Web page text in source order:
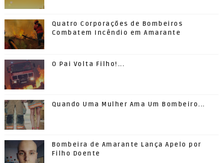
Quatro Corporações de Bombeiros
Combatem Incêndio em Amarante
O Pai Volta Filho!...
Quando Uma Mulher Ama Um Bombeiro...
Bombeira de Amarante Lança Apelo por
Filho Doente